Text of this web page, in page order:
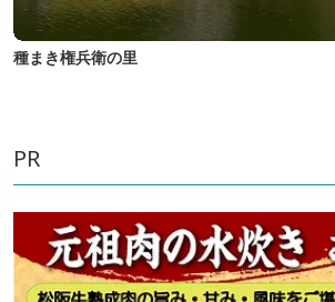
種まき権兵衛の里
PR